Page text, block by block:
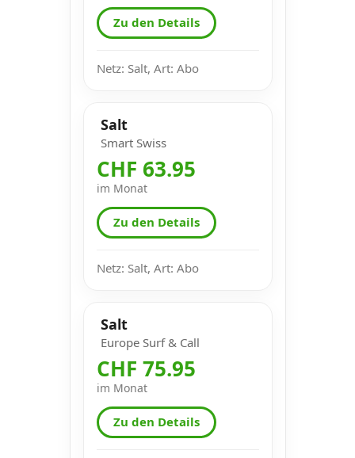
Zu den Details
Netz: Salt, Art: Abo
Salt
Smart Swiss
CHF 63.95
im Monat
Zu den Details
Netz: Salt, Art: Abo
Salt
Europe Surf & Call
CHF 75.95
im Monat
Zu den Details